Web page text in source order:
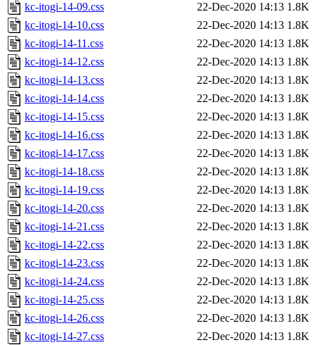
kc-itogi-14-09.css
22-Dec-2020 14:13 1.8K
kc-itogi-14-10.css
22-Dec-2020 14:13 1.8K
kc-itogi-14-11.css
22-Dec-2020 14:13 1.8K
kc-itogi-14-12.css
22-Dec-2020 14:13 1.8K
kc-itogi-14-13.css
22-Dec-2020 14:13 1.8K
kc-itogi-14-14.css
22-Dec-2020 14:13 1.8K
kc-itogi-14-15.css
22-Dec-2020 14:13 1.8K
kc-itogi-14-16.css
22-Dec-2020 14:13 1.8K
kc-itogi-14-17.css
22-Dec-2020 14:13 1.8K
kc-itogi-14-18.css
22-Dec-2020 14:13 1.8K
kc-itogi-14-19.css
22-Dec-2020 14:13 1.8K
kc-itogi-14-20.css
22-Dec-2020 14:13 1.8K
kc-itogi-14-21.css
22-Dec-2020 14:13 1.8K
kc-itogi-14-22.css
22-Dec-2020 14:13 1.8K
kc-itogi-14-23.css
22-Dec-2020 14:13 1.8K
kc-itogi-14-24.css
22-Dec-2020 14:13 1.8K
kc-itogi-14-25.css
22-Dec-2020 14:13 1.8K
kc-itogi-14-26.css
22-Dec-2020 14:13 1.8K
kc-itogi-14-27.css
22-Dec-2020 14:13 1.8K